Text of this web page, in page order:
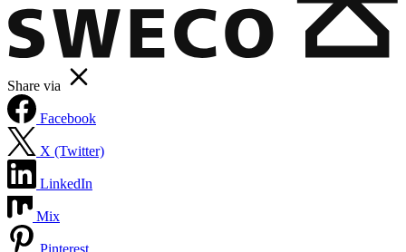
Share via
Facebook
X (Twitter)
LinkedIn
Mix
Pinterest